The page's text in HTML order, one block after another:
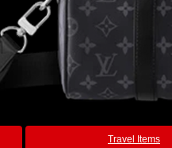
Travel Items